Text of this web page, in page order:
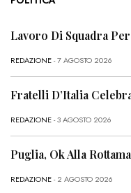
Lavoro Di Squadra Per
REDAZIONE- 7 AGOSTO 2026
Fratelli D’Italia
REDAZIONE- 3 AGOSTO 2026
Puglia, Ok Alla
REDAZIONE- 2 AGOSTO 2026